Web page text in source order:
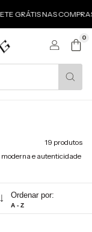
NAS COMPRAS
0
19 produtos
e autenticidade
Ordenar por:
A - Z